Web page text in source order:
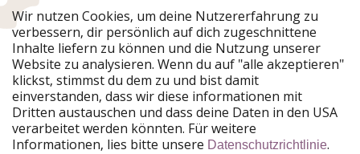
Urlaubspiraten ist Teil der HolidayPirates Group
Unsere Märkte
PiratinViaggio
HolidayPirates
VakantiePiraten
WakacyjniPiraci
VoyagesPirates
Ferienpiraten
Urlaubspiraten
ViajerosPiratas
TravelPirates
Wir nutzen Cookies, um deine Nutzererfahrung zu
verbessern, dir persönlich auf dich zugeschnittene
Inhalte liefern zu können und die Nutzung unserer
Website zu analysieren. Wenn du auf "alle akzeptieren"
klickst, stimmst du dem zu und bist damit
einverstanden, dass wir diese informationen mit
Dritten austauschen und dass deine Daten in den USA
verarbeitet werden könnten. Für weitere
Informationen, lies bitte unsere Datenschutzrichtlinie.